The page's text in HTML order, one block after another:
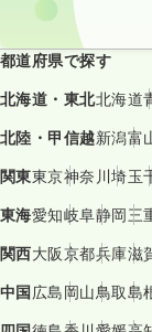
都道府県で探す
北海道・東北北海道
北陸・甲信越新潟富
関東東京神奈川埼玉
東海愛知岐阜静岡三
関西大阪京都兵庫滋
中国広島岡山鳥取島